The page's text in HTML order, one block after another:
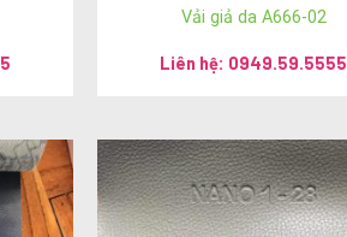
Vải giả da A666-02
Liên hệ: 0949.59.5555